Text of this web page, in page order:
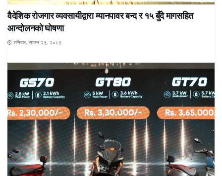
वैदेशिक रोजगार व्यवसायीद्वारा म्यानपावर बन्द र १५ बुँदे मागसहित
आन्दोलनको घोषणा
शनिबार, साउन २३, २०८३